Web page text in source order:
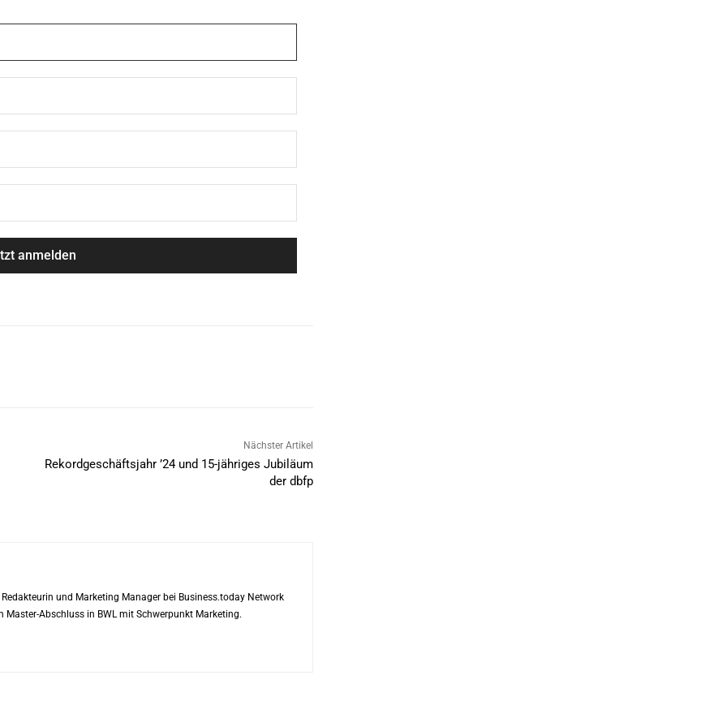
Nächster Artikel
Rekordgeschäftsjahr ’24 und 15-jähriges Jubiläum
der dbfp
und Marketing Manager bei Business.today Network
Master-Abschluss in BWL mit Schwerpunkt Marketing.